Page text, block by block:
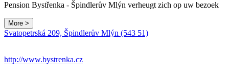
Pension Bystřenka - Špindlerův Mlýn verheugt zich op uw bezoek
More >
Svatopetrská 209, Špindlerův Mlýn (543 51)
http://www.bystrenka.cz